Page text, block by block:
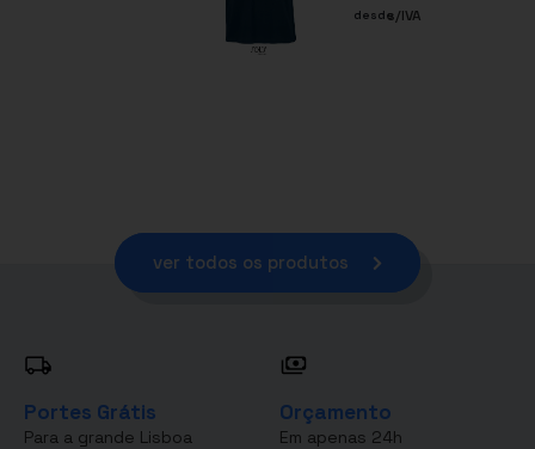
desdes/IVA
ver todos os produtos
Portes Grátis
Para a grande Lisboa
Orçamento
Em apenas 24h